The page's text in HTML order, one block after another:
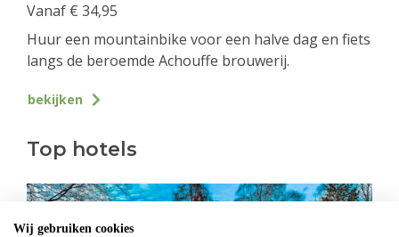
Vanaf € 34,95
Huur een mountainbike voor een halve dag en fiets
langs de beroemde Achouffe brouwerij.
bekijken
Top hotels
Wij gebruiken cookies